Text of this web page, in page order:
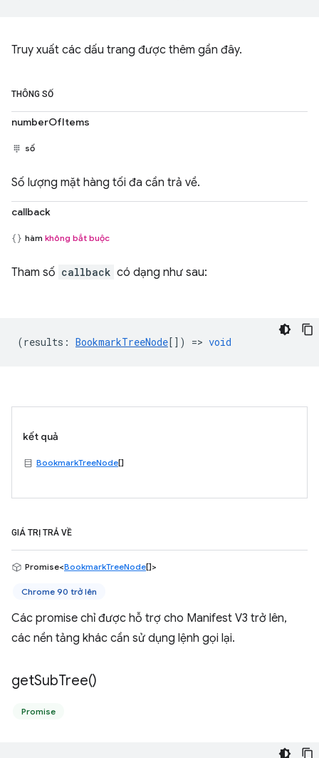
Truy xuất các dấu trang được thêm gần đây.
THÔNG SỐ
numberOfItems
số
Số lượng mặt hàng tối đa cần trả về.
callback
hàm không bắt buộc
Tham số callback có dạng như sau:
(results : BookmarkTreeNode[]) => void
kết quả
BookmarkTreeNode[]
GIÁ TRỊ TRẢ VỀ
Promise<BookmarkTreeNode[]>
Chrome 90 trở lên
Các promise chỉ được hỗ trợ cho Manifest V3 trở lên,
các nền tảng khác cần sử dụng lệnh gọi lại.
getSubTree()
Promise